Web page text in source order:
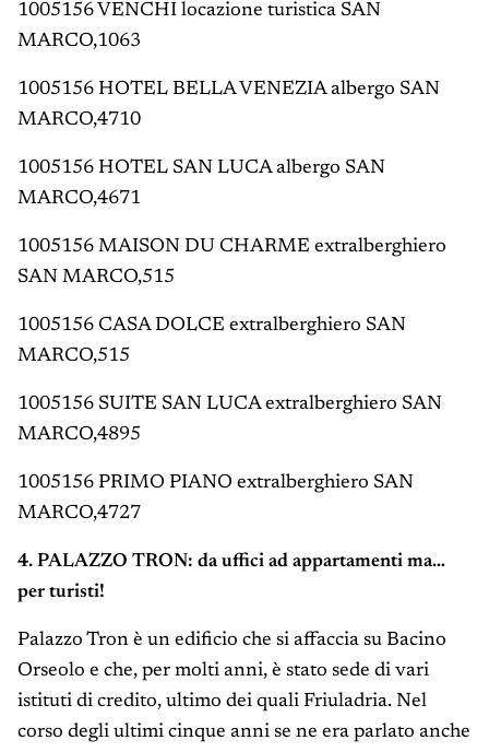
1005156 VENCHI locazione turistica SAN
MARCO,1063
1005156 HOTEL BELLA VENEZIA albergo SAN
MARCO,4710
1005156 HOTEL SAN LUCA albergo SAN
MARCO,4671
1005156 MAISON DU CHARME extralberghiero
SAN MARCO,515
1005156 CASA DOLCE extralberghiero SAN
MARCO,515
1005156 SUITE SAN LUCA extralberghiero SAN
MARCO,4895
1005156 PRIMO PIANO extralberghiero SAN
MARCO,4727
4. PALAZZO TRON: da uffici ad appartamenti ma…
per turisti!
Palazzo Tron è un edificio che si affaccia su Bacino
Orseolo e che, per molti anni, è stato sede di vari
istituti di credito, ultimo dei quali Friuladria. Nel
corso degli ultimi cinque anni se ne era parlato anche